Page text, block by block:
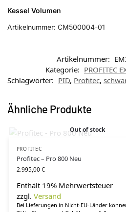
Kessel Volumen
Artikelnummer: CM500004-01
Artikelnummer:
Kategorie: PROFITEC
Schlagwörter: PID, Profitec,
Ähnliche Produkte
Out of stock
PROFITEC
Profitec – Pro 800 Neu
2.995,00€
Enthält 19% Mehrwertsteuer
zzgl. Versand
Bei Lieferungen in Nicht-EU-Länder